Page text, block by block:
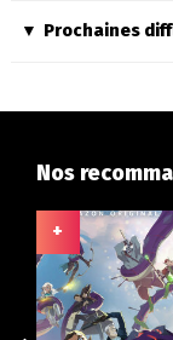
Prochaines
Nos
+